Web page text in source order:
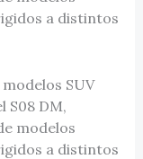
a distintos
SUV
S08 DM,
modelos
a distintos